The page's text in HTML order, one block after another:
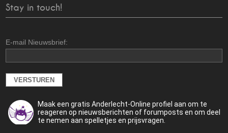
Stay in touch!
E-mail Nieuwsbrief:
Maak een gratis Anderlecht-Online profiel aan om te
reageren op nieuwsberichten of forumposts en om deel
te nemen aan spelletjes en prijsvragen.